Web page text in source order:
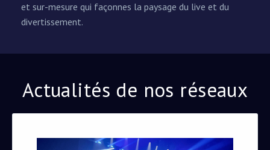
et sur-mesure qui façonnes la paysage du live et du
divertissement.
Actualités de nos réseaux